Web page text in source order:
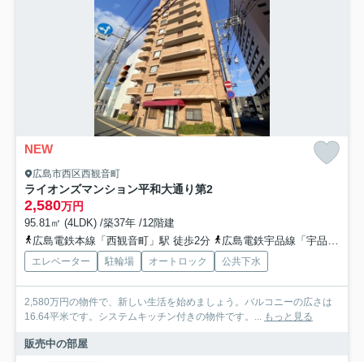
NEW
広島市西区西観音町
ライオンズマンション平和大通り第2
2,580万円
95.81㎡ (4LDK) /築37年 /12階建
広島電鉄本線「西観音町」駅 徒歩2分
広島電鉄宇品線「宇品五丁目」駅 徒歩5分
エレベーター 駐輪場 オートロック 公共下水
2,580万円の物件で、新しい生活を始めましょう。バルコニーの広さは
16.64平米です。システムキッチン付きの物件です。... もっと見る
販売中の部屋